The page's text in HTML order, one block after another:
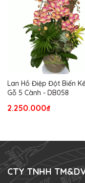
Lan Hồ Điệp Đột Biến
Gỗ 5 Cành - DB058
2.250.000₫
CTY TNHH